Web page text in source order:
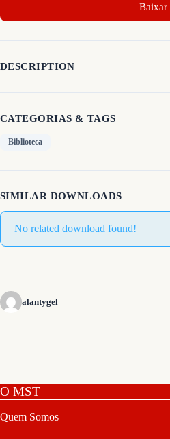
Baixar
DESCRIPTION
CATEGORIAS & TAGS
Biblioteca
SIMILAR DOWNLOADS
No related download found!
alantygel
O MST
Quem Somos